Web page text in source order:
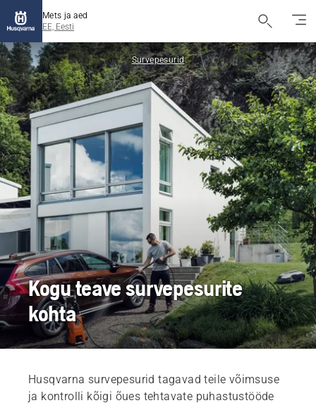
Mets ja aed
EE, Eesti
Survepesurid
Kogu teave survepesurite
kohta
Husqvarna survepesurid tagavad teile võimsuse
ja kontrolli kõigi õues tehtavate puhastustööde